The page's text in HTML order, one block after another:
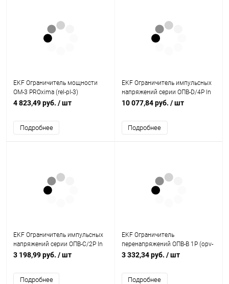
EKF Ограничитель мощности
ОМ-3 PROxima (rel-pl-3)
4 823,49 руб. / шт
Подробнее
EKF Ограничитель импульсных
напряжений серии ОПВ-D/4P In
5кА 230В (с сигнализацией)
10 077,84 руб. / шт
Подробнее
EKF Ограничитель импульсных
напряжений серии ОПВ-C/2P In
20кА 400В (opv-c2)
3 198,99 руб. / шт
Подробнее
EKF Ограничитель
перенапряжений ОПВ-B 1P (opv-
b1)
3 332,34 руб. / шт
Подробнее